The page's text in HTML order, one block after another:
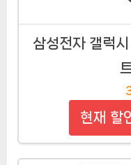
삼성전자 갤럭
현재 할